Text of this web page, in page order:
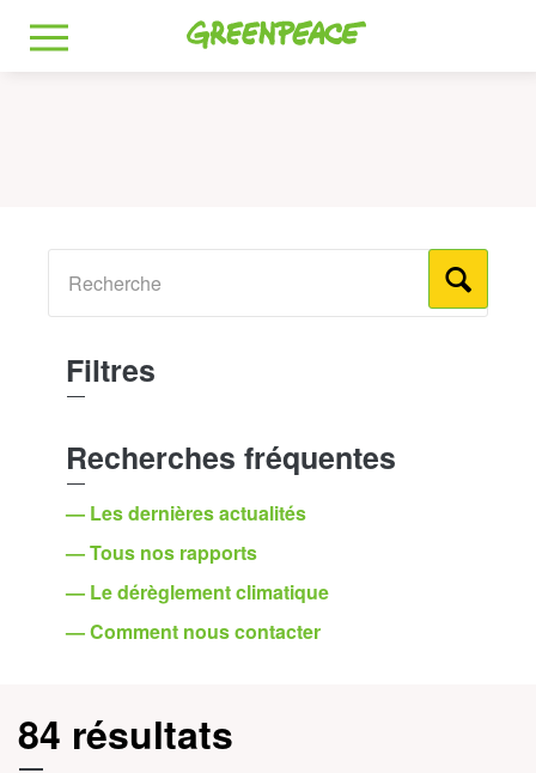
Greenpeace
MENU
Filtres
Recherches fréquentes
— Les dernières actualités
— Tous nos rapports
— Le dérèglement climatique
— Comment nous contacter
84 résultats